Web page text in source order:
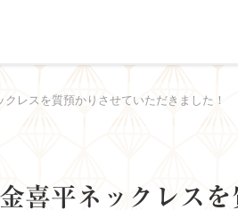
クレスを質預かりさせていただきました！
喜平ネックレス